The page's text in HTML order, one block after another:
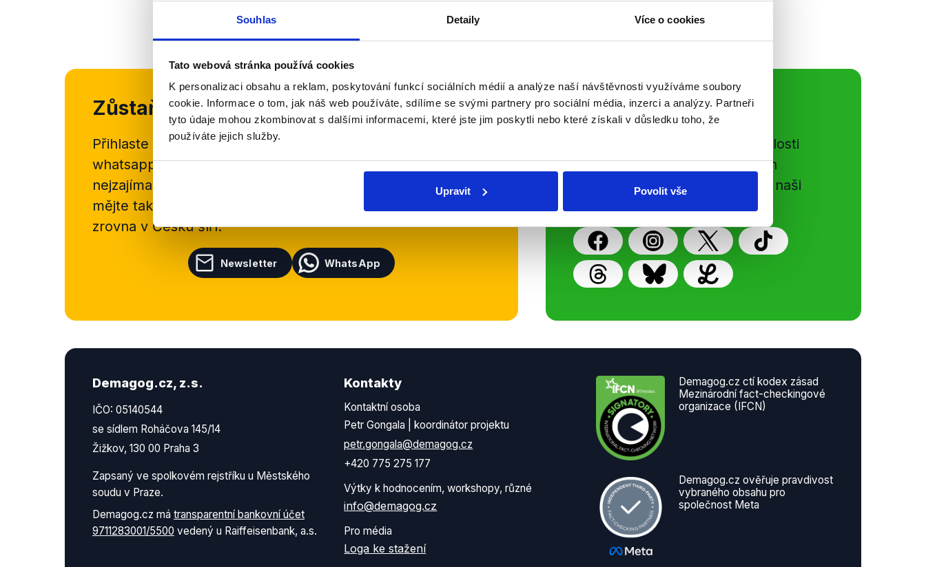
Souhlas Detaily Více o cookies
Tato webová stránka používá cookies
K personalizaci obsahu a reklam, poskytování funkcí sociálních médií a analýze naší návštěvnosti využíváme soubory
cookie. Informace o tom, jak náš web používáte, sdílíme se svými partnery pro sociální média, inzerci a analýzy. Partneři
tyto údaje mohou zkombinovat s dalšími informacemi, které jste jim poskytli nebo které získali v důsledku toho, že
používáte jejich služby.
Upravit Povolit vše
Číst dál
Zůstaňme v kontaktu
Přihlaste se k odběru našeho
whatsappového kanálu, kde pravidelně přinášíme shrnutí
nejzajímavějších článků a analýz. Začněte nás odebírat, a
mějte tak přehled o tom, jaké dezinformace a nepravdy se
zrovna v Česku šíří.
Newsletter WhatsApp
Sociální sítě
Nenechte si ujít nejnovější události
z Demagog.cz. Sdílením našich
příspěvků přátelům podpoříte naši
Demagog.cz, z.s.
IČO: 05140544
se sídlem Roháčova 145/14
Žižkov, 130 00 Praha 3
Zapsaný ve spolkovém rejstříku u Městského
soudu v Praze.
Demagog.cz má transparentní bankovní účet
9711283001/5500 vedený u Raiffeisenbank, a.s.
Kontakty
Kontaktní osoba
Petr Gongala | koordinátor projektu
petr.gongala@demagog.cz
+420 775 275 177
Výtky k hodnocením, workshopy, různé
info@demagog.cz
Pro média
Loga ke stažení
Demagog.cz ctí kodex zásad
Mezinárodní fact-checkingové
organizace (IFCN)
Demagog.cz ověřuje pravdivost
vybraného obsahu pro
společnost Meta